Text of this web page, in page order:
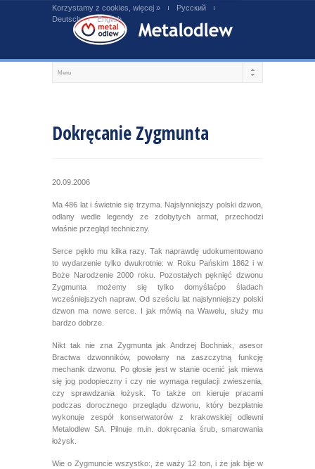
Korzystamy z cookies, więcej »
Русский
Deutsch
English
Dokręcanie Zygmunta
20.09.2006
Ma 486 lat i świetnie się trzyma. Najsłynniejszy polski dzwon,
odlany wedle legendy ze zdobytych armat, przechodzi
właśnie przegląd techniczny.
Serce pękło mu kilka razy. Tak naprawdę udokumentowano
to wydarzenie tylko dwukrotnie: w Roku Pańskim 1862 i w
Boże Narodzenie 2000 roku. Pozostałych pęknięć dzwonu
Zygmunta możemy się tylko domyślaćpo śladach
wcześniejszych napraw. Od sześciu lat najsłynniejszy polski
dzwon ma nowe serce. I jak mówią na Wawelu, służy mu
bardzo dobrze.
Nikt tak nie zna Zygmunta jak Andrzej Bochniak, asesor
Bractwa dzwonników, powołany na zaszczytną funkcję
mechanik dzwonu. Po głosie jest w stanie ocenić jak miewa
się jog podopieczny i czy nie wymaga regulacji zwieszenia,
czy sprawdzania łożysk. To także on kieruje pracami
podczas dorocznego przeglądu dzwonu, który bezpłatnie
wykonuje zespół konserwatorów z krakowskiej odlewni
Metalodlew SA. Pilnuje m.in. dokręcania śrub, smarowania
łożysk.
Wie o Zygmuncie wszystko:, że waży 12 ton, i że jak bije w